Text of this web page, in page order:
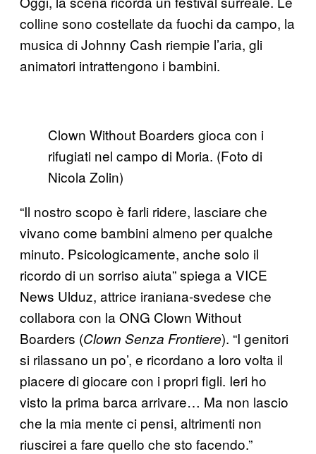
colline sono costellate da fuochi da campo, la
musica di Johnny Cash riempie l’aria, gli
animatori intrattengono i bambini.
Clown Without Boarders gioca con i
rifugiati nel campo di Moria. (Foto di
Nicola Zolin)
“Il nostro scopo è farli ridere, lasciare che
vivano come bambini almeno per qualche
minuto. Psicologicamente, anche solo il
ricordo di un sorriso aiuta” spiega a VICE
News Ulduz, attrice iraniana-svedese che
collabora con la ONG Clown Without
Boarders (Clown Senza Frontiere). “I genitori
si rilassano un po’, e ricordano a loro volta il
piacere di giocare con i propri figli. Ieri ho
visto la prima barca arrivare… Ma non lascio
che la mia mente ci pensi, altrimenti non
riuscirei a fare quello che sto facendo.”